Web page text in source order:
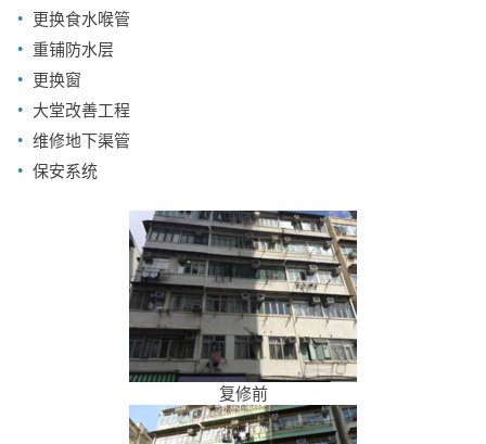
更换食水喉管
重铺防水层
更换窗
大堂改善工程
维修地下渠管
保安系统
复修前